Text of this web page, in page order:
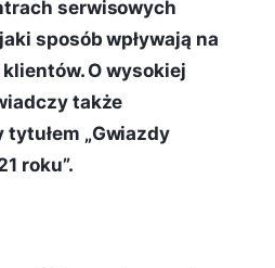
serwisowych
sposób wpływają na
O wysokiej
także
„Gwiazdy
roku”.